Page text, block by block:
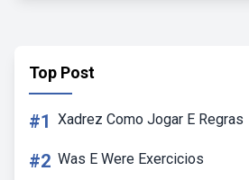
Top Post
#1 Xadrez Como Jogar E Regras
#2 Was E Were Exercicios